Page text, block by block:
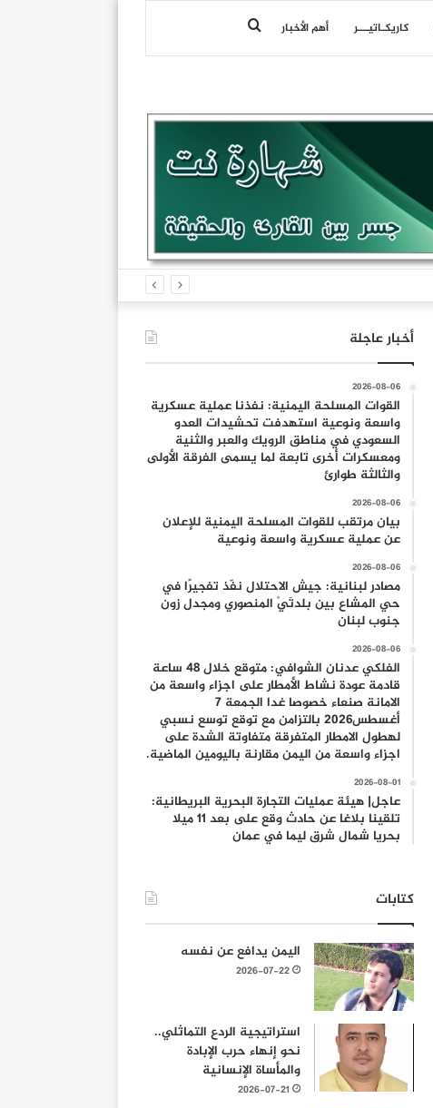
كاريكـاتيـــر أهم الأخبار بحث
أخبار عاجلة
2026-08-06
القوات المسلحة اليمنية: نفذنا عملية عسكرية
واسعة ونوعية استهدفت تحشيدات العدو
السعودي في مناطق الرويك والعبر والثنية
ومعسكرات أخرى تابعة لما يسمى الفرقة الأولى
والثالثة طوارئ
2026-08-06
بيان مرتقب للقوات المسلحة اليمنية للإعلان
عن عملية عسكرية واسعة ونوعية
2026-08-06
مصادر لبنانية: جيش الاحتلال نفّذ تفجيرًا في
حي المشاع بين بلدتَيْ المنصوري ومجدل زون
جنوب لبنان
2026-08-06
الفلكي عدنان الشوافي: متوقع خلال 48 ساعة
قادمة عودة نشاط الأمطار على اجزاء واسعة من
الامانة صنعاء خصوصا غدا الجمعة 7
أغسطس2026 بالتزامن مع توقع توسع نسبي
لهطول الامطار المتفرقة متفاوتة الشدة على
اجزاء واسعة من اليمن مقارنة باليومين الماضية.
2026-08-01
عاجل| هيئة عمليات التجارة البحرية البريطانية:
تلقينا بلاغا عن حادث وقع على بعد 11 ميلا
بحريا شمال شرق ليما في عمان
كتابات
اليمن يدافع عن نفسه
2026-07-22
استراتيجية الردع التماثلي..
نحو إنهاء حرب الإبادة
والمأساة الإنسانية
2026-07-21